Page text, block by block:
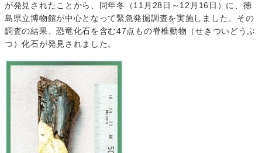
が発見されたことから、同年冬（11月28日～12月16日）に、徳
島県立博物館が中心となって緊急発掘調査を実施しました。その
調査の結果、恐竜化石を含む47点もの脊椎動物（せきついどうぶ
つ）化石が発見されました。